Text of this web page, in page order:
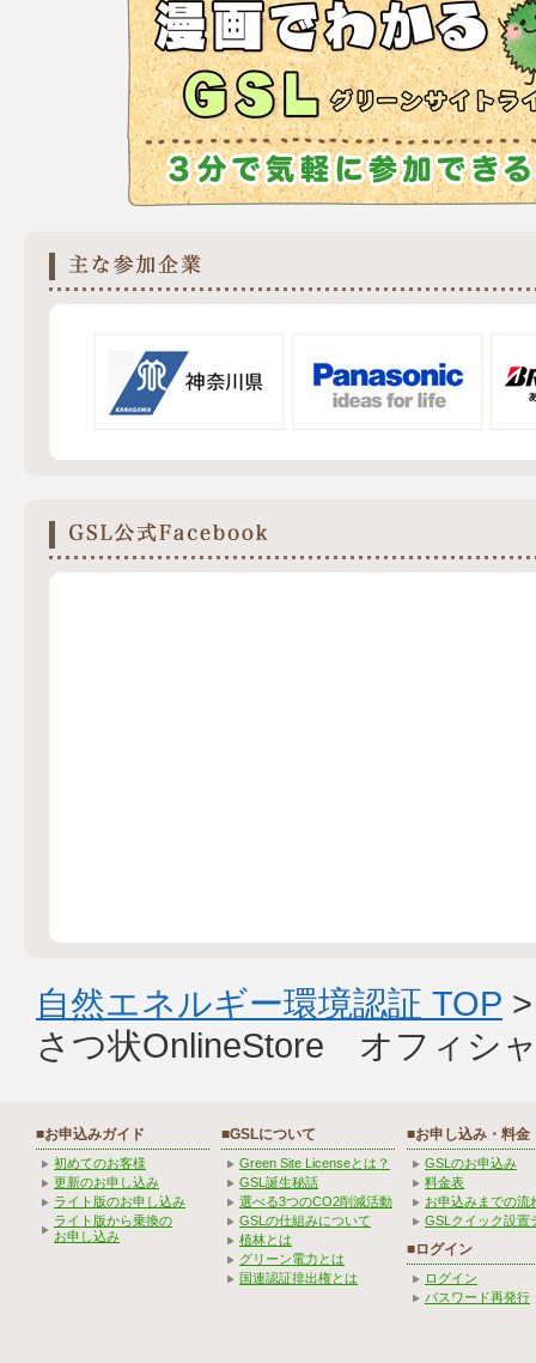
自然エネルギー環境認証 TOP
さつ状OnlineStore オフィシ
■お申込みガイド
初めてのお客様
更新のお申し込み
ライト版のお申し込み
ライト版から乗換の
お申し込み
■GSLについて
Green Site Licenseとは？
GSL誕生秘話
選べる3つのCO2削減活動
GSLの仕組みについて
植林とは
グリーン電力とは
国連認証排出権とは
■お申し込み・料金
GSLのお申込み
料金表
お申込みまでの流
GSLクイック設置
■ログイン
ログイン
パスワード再発行